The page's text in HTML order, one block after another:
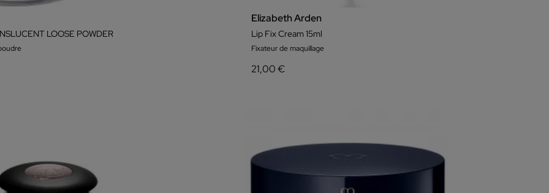
LOOSE POWDER
Elizabeth Arden
Lip Fix Cream 15ml
Fixateur de maquillage
21,00 €